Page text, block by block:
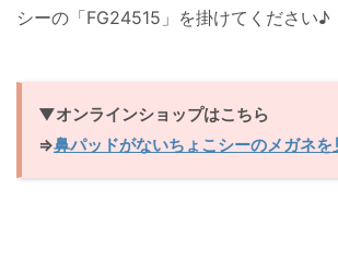
シーの「FG24515」を掛けてください♪
▼オンラインショップはこちら
⇒鼻パッドがないちょこシーのメガネを